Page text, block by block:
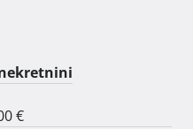
na prirodu, a do
€